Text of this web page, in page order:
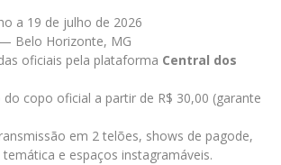
a 19 de julho de 2026
— Belo Horizonte, MG
oficiais pela plataforma Central dos
do copo oficial a partir de R$ 30,00 (garante
em 2 telões, shows de pagode,
e espaços instagramáveis.